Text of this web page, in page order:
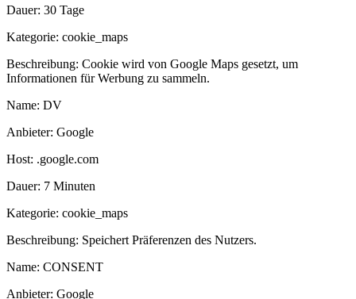
Dauer: 30 Tage
Kategorie: cookie_maps
Beschreibung: Cookie wird von Google Maps gesetzt, um
Informationen für Werbung zu sammeln.
Name: DV
Anbieter: Google
Host: .google.com
Dauer: 7 Minuten
Kategorie: cookie_maps
Beschreibung: Speichert Präferenzen des Nutzers.
Name: CONSENT
Anbieter: Google